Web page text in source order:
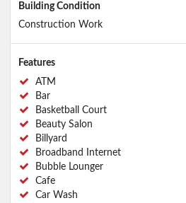
Building Condition
Construction Work
Features
ATM
Bar
Basketball Court
Beauty Salon
Billyard
Broadband Internet
Bubble Lounger
Cafe
Car Wash